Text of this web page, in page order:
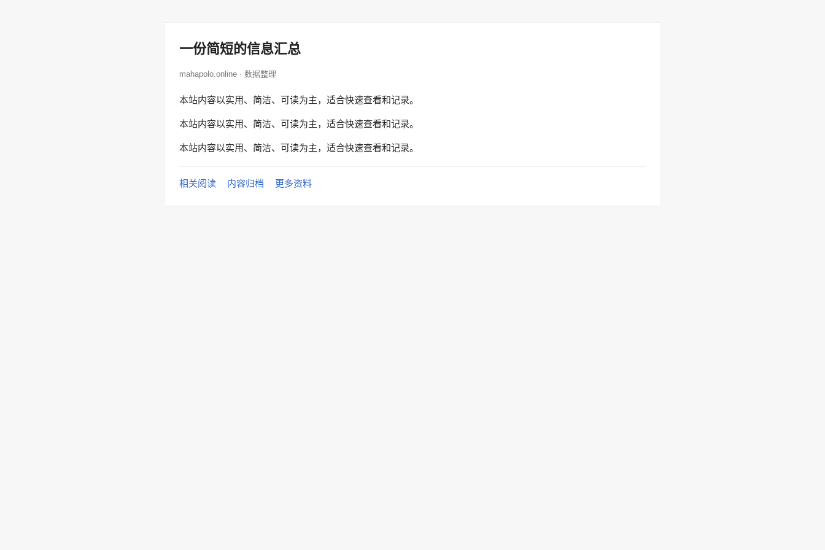
一份简短的信息汇总
mahapolo.online · 数据整理
本站内容以实用、简洁、可读为主，适合快速查看和记录。
本站内容以实用、简洁、可读为主，适合快速查看和记录。
本站内容以实用、简洁、可读为主，适合快速查看和记录。
相关阅读 内容归档 更多资料